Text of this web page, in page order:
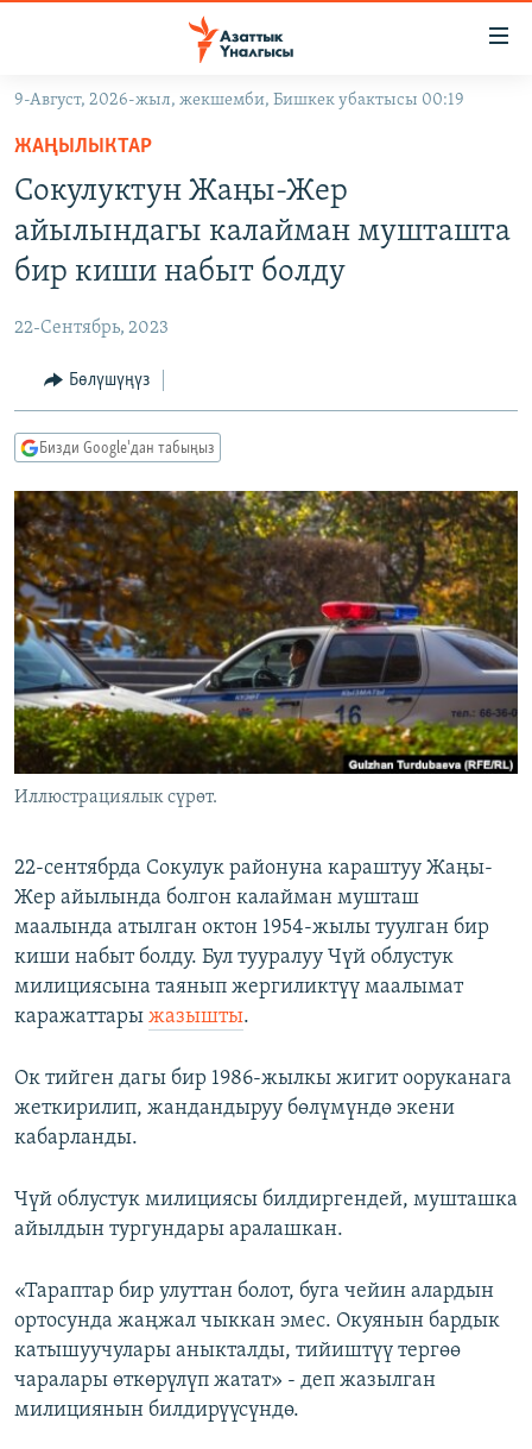
Навигацияга
өтүңүз
Издөөгө
салыңызКЫРГЫЗСТАН
МАДАНИЯТ
ДҮЙНӨ
УКРАИНА
ТВ ПРОГРАММАЛАР
БҮГҮН АЗАТТЫКТА
ДАНИСТЕ
ЭЖЕ-СИҢДИЛЕР
АЗАТТЫК+
ЫҢГАЙСЫЗ СУРООЛОР
ПОДКАСТ
Русский
ОНЛАЙН ШЕРИНЕ
ЭЕ/АРнун бардык сайттары
9-Август, 2026-жыл, жекшемби, Бишкек убактысы 00:19
ЖАҢЫЛЫКТАР
Сокулуктун Жаңы-Жер
айылындагы калайман мушташта
бир киши набыт болду
22-Сентябрь, 2023
Бөлүшүңүз
Бизди Google'дан табыңыз
Иллюстрациялык сүрөт.
22-сентябрда Сокулук районуна караштуу Жаңы-
Жер айылында болгон калайман мушташ
маалында атылган октон 1954-жылы туулган бир
киши набыт болду. Бул тууралуу Чүй облустук
милициясына таянып жергиликтүү маалымат
каражаттары жазышты.
Ок тийген дагы бир 1986-жылкы жигит ооруканага
жеткирилип, жандандыруу бөлүмүндө экени
кабарланды.
Чүй облустук милициясы билдиргендей, мушташка
айылдын тургундары аралашкан.
«Тараптар бир улуттан болот, буга чейин алардын
ортосунда жаңжал чыккан эмес. Окуянын бардык
катышуучулары аныкталды, тийиштүү тергөө
чаралары өткөрүлүп жатат» - деп жазылган
милициянын билдирүүсүндө.